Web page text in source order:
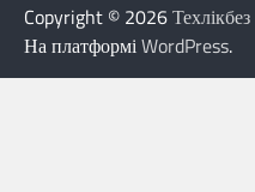
Copyright © 2026Техлікбез
На платформіWordPress.